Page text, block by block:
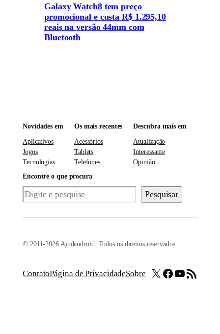
Galaxy Watch8 tem preço
promocional e custa R$ 1.295,10
reais na versão 44mm com
Bluetooth
Novidades em
Aplicativos
Jogos
Tecnologias
Os mais recentes
Acessórios
Tablets
Telefones
Descubra mais em
Atualização
Interessante
Opinião
Encontre o que procura
Pesquisar Pesquisar
© 2011-2026 Ajudandroid. Todos os direitos reservados.
ContatoPágina de PrivacidadeSobre X Facebook
Youtube
Feed RSS